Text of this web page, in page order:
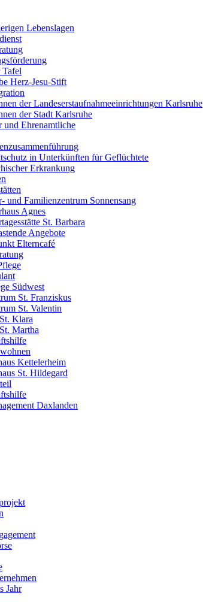
Lebenslagen
Tafel
Herz-Jesu-Stift
der Landeserstaufnahmeeinrichtungen Karlsruhe
der Stadt Karlsruhe
und Ehrenamtliche
in Unterkünften für Geflüchtete
Erkrankung
und Familienzentrum Sonnensang
Agnes
St. Barbara
Angebote
Elterncafé
Südwest
St. Franziskus
St. Valentin
Klara
Martha
Kettelerheim
St. Hildegard
Daxlanden
Jahr